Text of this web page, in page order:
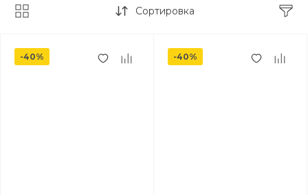
Сортировка
-40% -40%